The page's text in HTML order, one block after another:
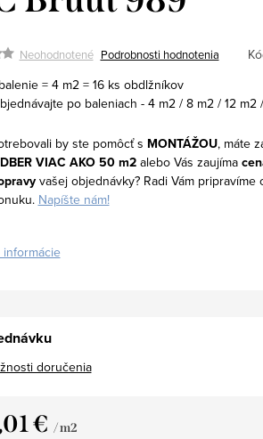
Neohodnotené Podrobnosti hodnotenia
= 4 m2 = 16 ks obdlžníkov
po baleniach - 4 m2 / 8 m2 / 12 m2
by ste pomôcť s MONTÁŽOU, máte
VIAC AKO 50 m2alebo Vás zaujíma
vašej objednávky? Radi Vám pripravíme
Napíšte nám!
doručenia
€ / m2